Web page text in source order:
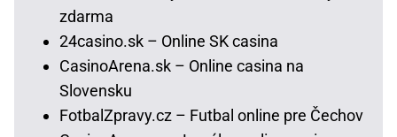
zdarma
24casino.sk – Online SK casina
CasinoArena.sk – Online casina na
Slovensku
FotbalZpravy.cz – Futbal online pre Čechov